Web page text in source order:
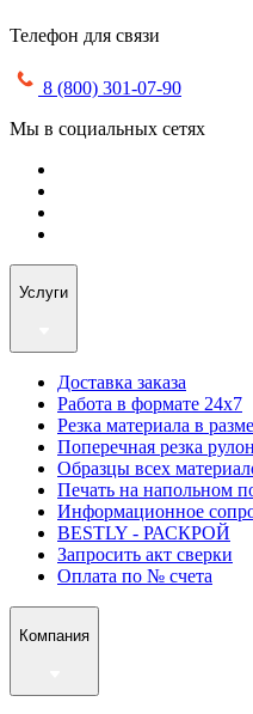
Телефон для связи
8 (800) 301-07-90
Мы в социальных сетях
Услуги
Доставка заказа
Работа в формате 24х7
Резка материала в
Поперечная резка
Образцы всех
Печать на напольном
Информационное
BESTLY - РАСКРОЙ
Запросить акт сверки
Оплата по № счета
Компания